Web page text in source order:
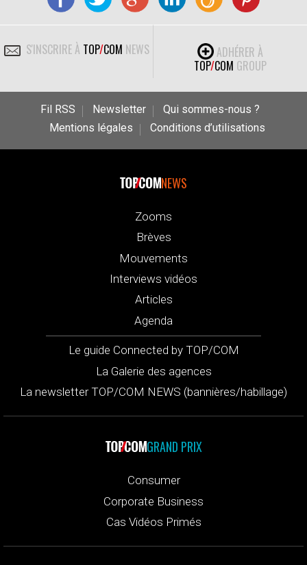
S'INSCRIRE À TOP/COM NEWS
ADHÉRER À
TOP/COM GROUP
Fil RSS Newsletter
Qui sommes-nous ?
Mentions légales
Conditions d’utilisations
NEWS
Zooms
Brèves
Mouvements
Interviews vidéos
Articles
Agenda
Le guide Connected by TOP/COM
La Galerie des agences
La newsletter TOP/COM NEWS (bannières/habillage)
GRAND PRIX
Consumer
Corporate Business
Cas Vidéos Primés